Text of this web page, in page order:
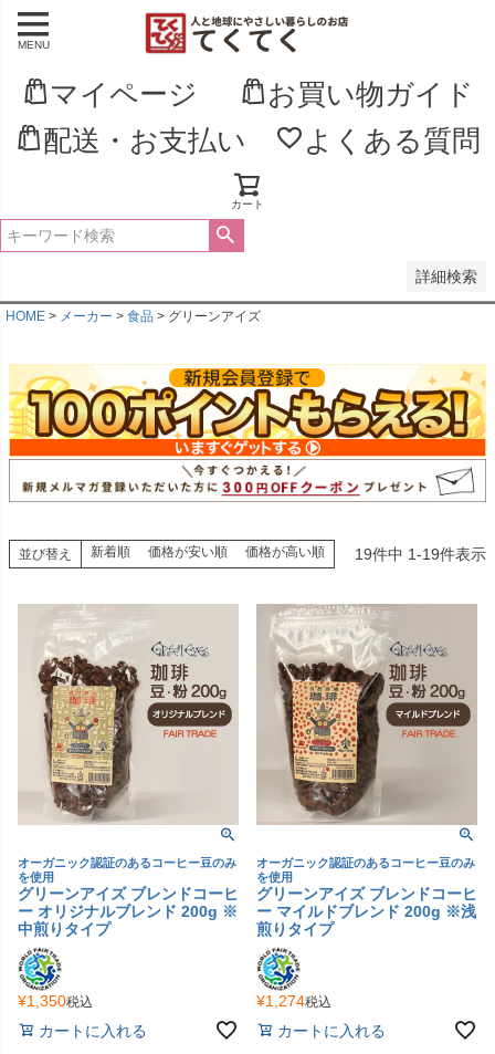
MENU
マイページ
お買い物ガイド
配送・お支払い
よくある質問
カート
詳細検索
新着順
登録順
価格が高い順
優先度順
HOME メーカー 食品 グリーンアイズ
並び替え 新着順 価格が安い順 価格が高い順 19件中 1-19件表示
オーガニック認証のあるコーヒー豆のみ
を使用
グリーンアイズ ブレンドコーヒ
ー オリジナルブレンド 200g ※
中煎りタイプ
¥1,350税込
カートに入れる
オーガニック認証のあるコーヒー豆のみ
を使用
グリーンアイズ ブレンドコーヒ
ー マイルドブレンド 200g ※浅
煎りタイプ
¥1,274税込
カートに入れる